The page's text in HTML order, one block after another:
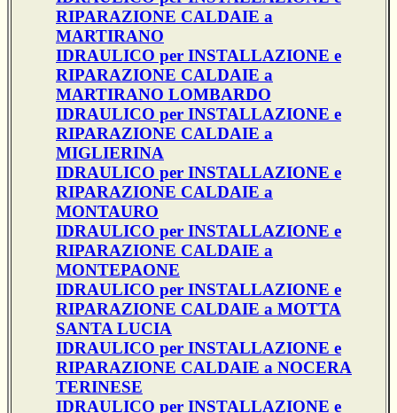
RIPARAZIONE CALDAIE a
MARTIRANO
IDRAULICO per INSTALLAZIONE e
RIPARAZIONE CALDAIE a
MARTIRANO LOMBARDO
IDRAULICO per INSTALLAZIONE e
RIPARAZIONE CALDAIE a
MIGLIERINA
IDRAULICO per INSTALLAZIONE e
RIPARAZIONE CALDAIE a
MONTAURO
IDRAULICO per INSTALLAZIONE e
RIPARAZIONE CALDAIE a
MONTEPAONE
IDRAULICO per INSTALLAZIONE e
RIPARAZIONE CALDAIE a MOTTA
SANTA LUCIA
IDRAULICO per INSTALLAZIONE e
RIPARAZIONE CALDAIE a NOCERA
TERINESE
IDRAULICO per INSTALLAZIONE e